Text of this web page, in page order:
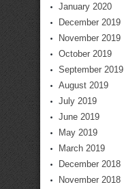
January 2020
December 2019
November 2019
October 2019
September 2019
August 2019
July 2019
June 2019
May 2019
March 2019
December 2018
November 2018